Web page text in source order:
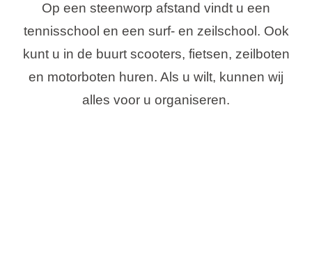
Op een steenworp afstand vindt u een
tennisschool en een surf- en zeilschool. Ook
kunt u in de buurt scooters, fietsen, zeilboten
en motorboten huren. Als u wilt, kunnen wij
alles voor u organiseren.